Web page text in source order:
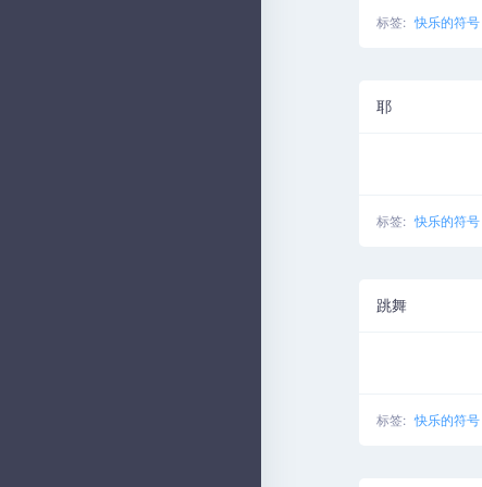
标签: 快乐的符号
耶
标签: 快乐的符号
跳舞
标签: 快乐的符号